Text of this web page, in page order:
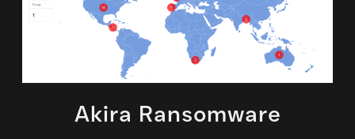
Akira Ransomware